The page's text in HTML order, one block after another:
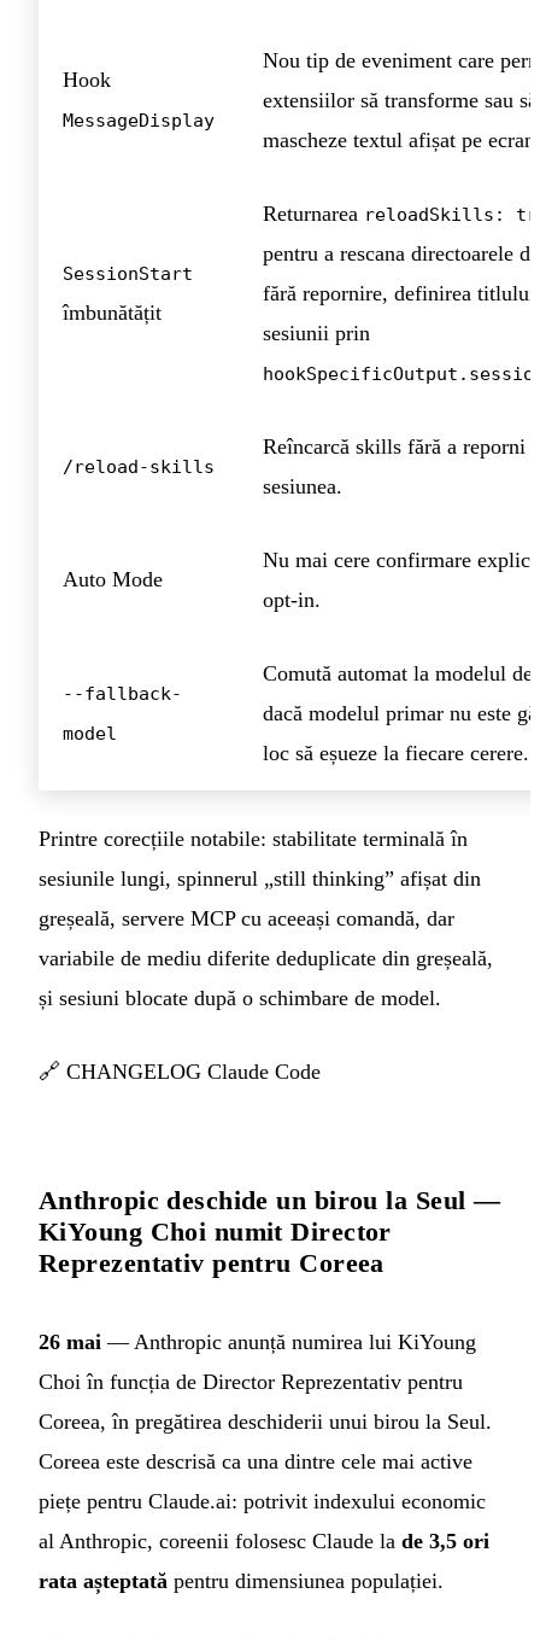
Hook
MessageDisplay
Nou tip de eveniment care
extensiilor să transforme sau să
mascheze textul afișat pe ecran.
SessionStart
îmbunătățit
Returnarea reloadSkills:
pentru a rescana directoarele
fără repornire, definirea titlului
sesiunii prin
/reload-skills
Reîncarcă skills fără a reporni
sesiunea.
Auto Mode
Nu mai cere confirmare
opt-in.
--fallback-
model
Comută automat la modelul de
dacă modelul primar nu este
loc să eșueze la fiecare cerere.
Printre corecțiile notabile: stabilitate terminală în
sesiunile lungi, spinnerul „still thinking” afișat din
greșeală, servere MCP cu aceeași comandă, dar
variabile de mediu diferite deduplicate din greșeală,
și sesiuni blocate după o schimbare de model.
🔗 CHANGELOG Claude Code
Anthropic deschide un birou la Seul —
KiYoung Choi numit Director
Reprezentativ pentru Coreea
26 mai — Anthropic anunță numirea lui KiYoung
Choi în funcția de Director Reprezentativ pentru
Coreea, în pregătirea deschiderii unui birou la Seul.
Coreea este descrisă ca una dintre cele mai active
piețe pentru Claude.ai: potrivit indexului economic
al Anthropic, coreenii folosesc Claude la de 3,5 ori
rata așteptată pentru dimensiunea populației.